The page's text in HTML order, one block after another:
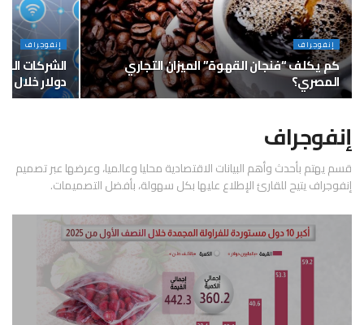
إنفوجراف
كم يكلف “فنجان القهوة” الميزان التجاري
المصري؟
إنفوجراف
دولار خلال
إنفوجراف
قسم يهتم بأحدث وأهم البيانات الاقتصادية محليا وعالميا، وعرضها عبر تصميم
إنفوجراف يتيح للقارئ الإطلاع عليها بكل سهولة، بأفضل التصميمات.